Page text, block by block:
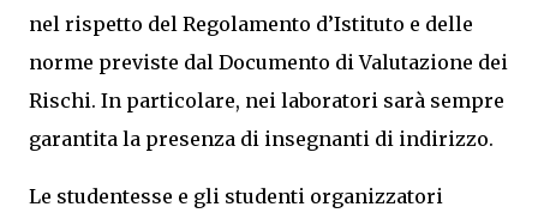
nel rispetto del Regolamento d’Istituto e delle
norme previste dal Documento di Valutazione dei
Rischi. In particolare, nei laboratori sarà sempre
garantita la presenza di insegnanti di indirizzo.
Le studentesse e gli studenti organizzatori